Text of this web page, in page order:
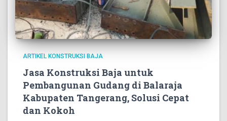
ARTIKEL KONSTRUKSI BAJA
Jasa Konstruksi Baja untuk
Pembangunan Gudang di Balaraja
Kabupaten Tangerang, Solusi Cepat
dan Kokoh